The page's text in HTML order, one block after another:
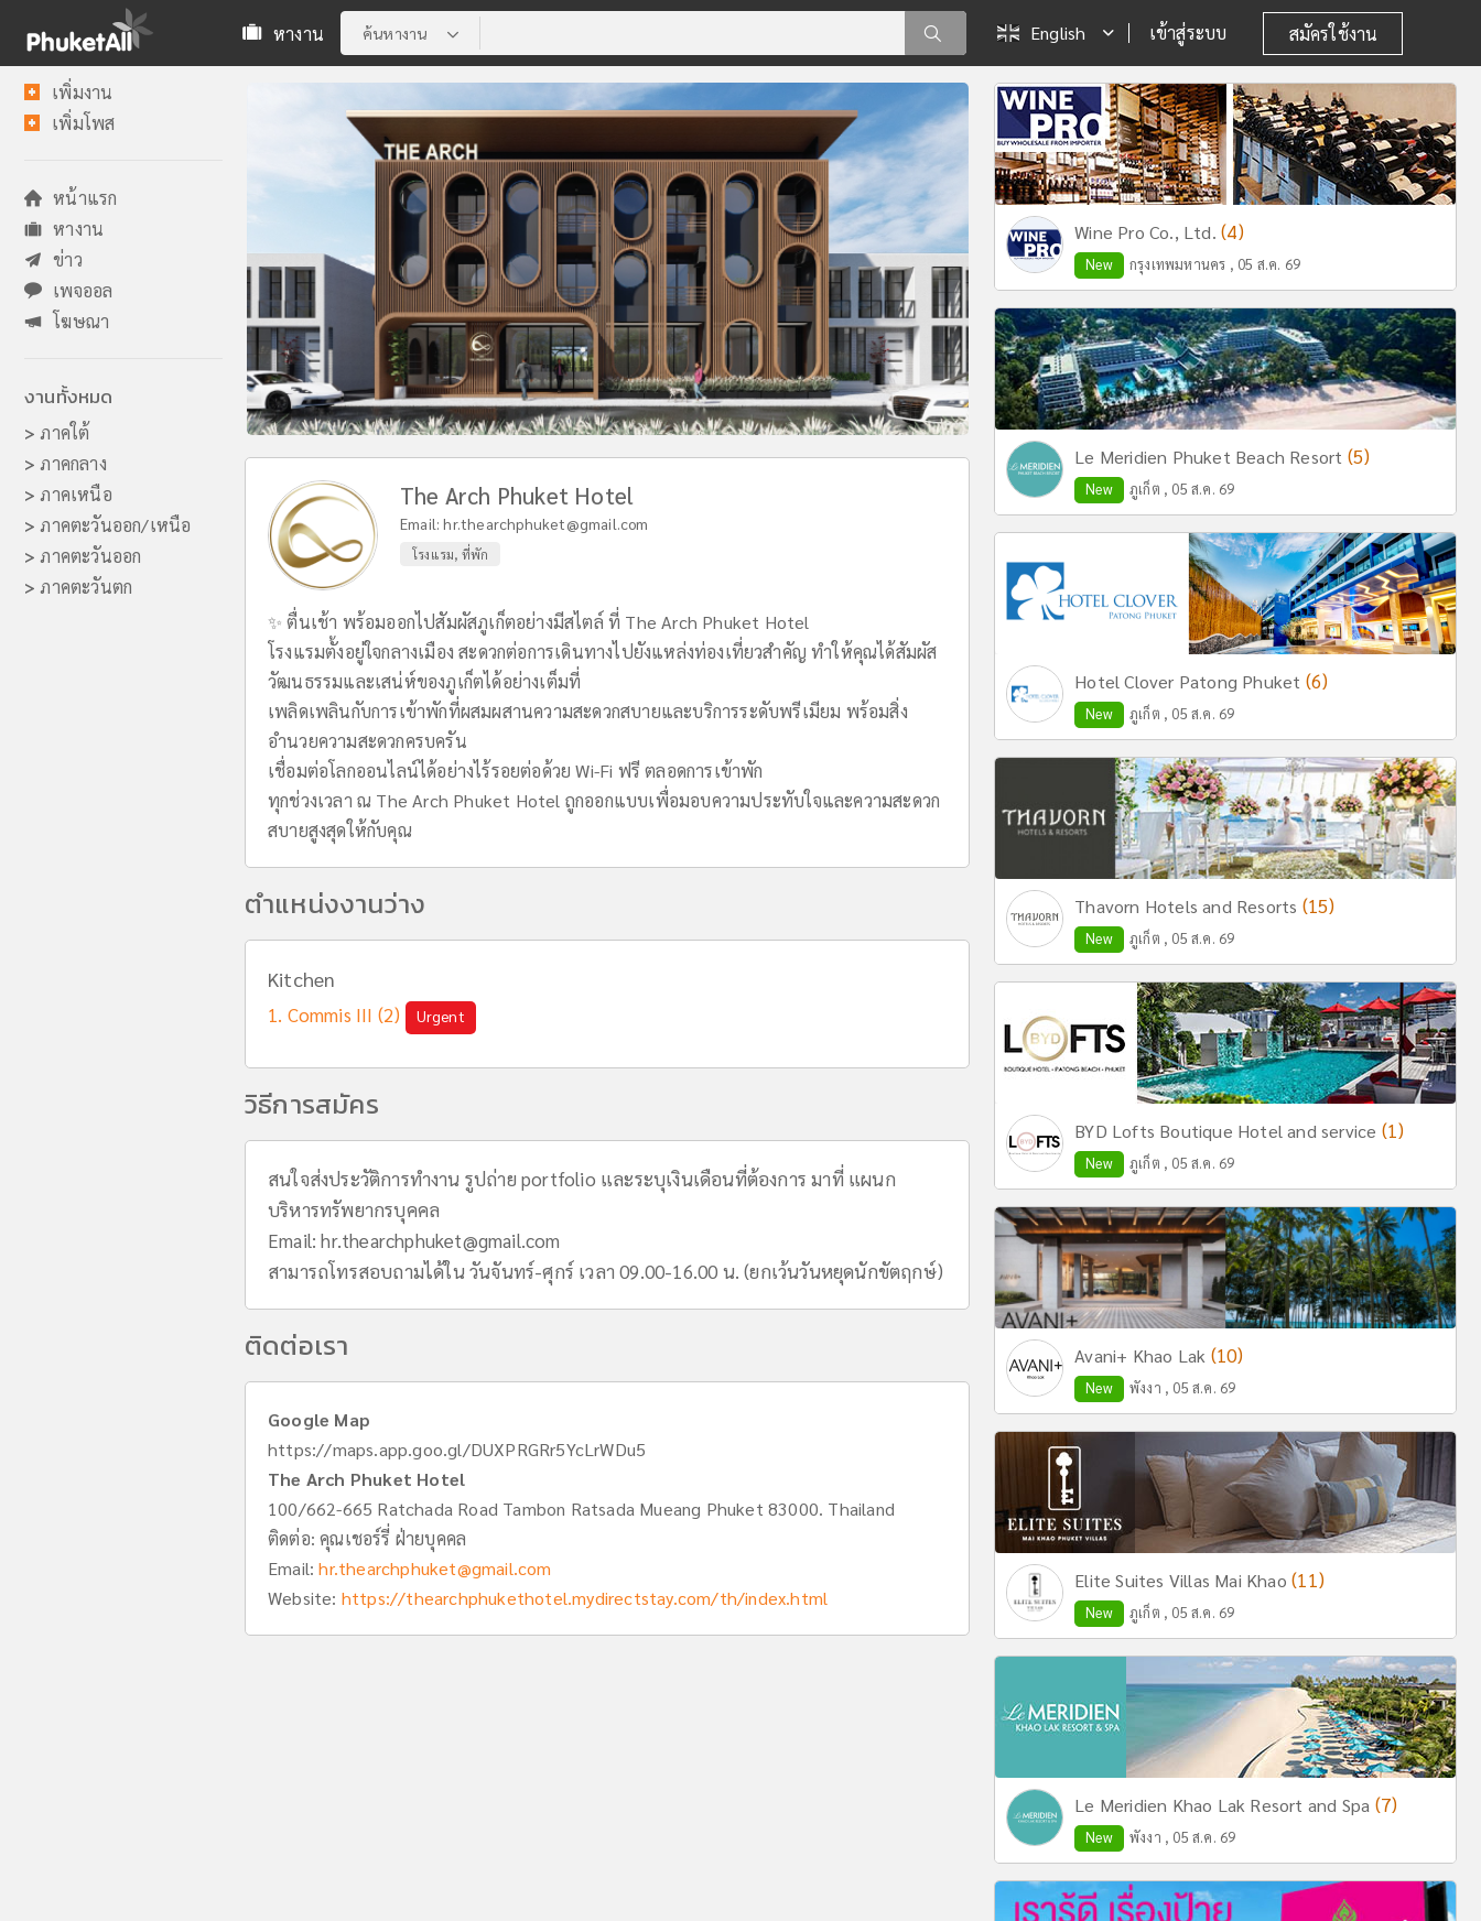
หางาน ค้นหางาน English เข้าสู่ระบบ สมัครใช้งาน
เพิ่มงาน
เพิ่มโพส
หน้าแรก
หางาน
ข่าว
เพจออล
โฆษณา
งานทั้งหมด
> ภาคใต้
> ภาคกลาง
> ภาคเหนือ
> ภาคตะวันออก/เหนือ
> ภาคตะวันออก
> ภาคตะวันตก
The Arch Phuket Hotel
Email:hr.thearchphuket@gmail.com
โรงแรม, ที่พัก
✨ ตื่นเช้า พร้อมออกไปสัมผัสภูเก็ตอย่างมีสไตล์ ที่ The Arch Phuket Hotel
โรงแรมตั้งอยู่ใจกลางเมือง สะดวกต่อการเดินทางไปยังแหล่งท่องเที่ยวสำคัญ ทำให้คุณได้สัมผัส
วัฒนธรรมและเสน่ห์ของภูเก็ตได้อย่างเต็มที่
เพลิดเพลินกับการเข้าพักที่ผสมผสานความสะดวกสบายและบริการระดับพรีเมียม พร้อมสิ่ง
อำนวยความสะดวกครบครัน
เชื่อมต่อโลกออนไลน์ได้อย่างไร้รอยต่อด้วย Wi-Fi ฟรี ตลอดการเข้าพัก
ทุกช่วงเวลา ณ The Arch Phuket Hotel ถูกออกแบบเพื่อมอบความประทับใจและความสะดวก
สบายสูงสุดให้กับคุณ
ตำแหน่งงานว่าง
Kitchen
Commis III (2) Urgent
วิธีการสมัคร
สนใจส่งประวัติการทำงาน รูปถ่าย portfolio และระบุเงินเดือนที่ต้องการ มาที่ แผนก
บริหารทรัพยากรบุคคล
Email:hr.thearchphuket@gmail.com
สามารถโทรสอบถามได้ใน วันจันทร์-ศุกร์ เวลา 09.00-16.00 น. (ยกเว้นวันหยุดนักขัตฤกษ์)
ติดต่อเรา
Google Map
https://maps.app.goo.gl/DUXPRGRr5YcLrWDu5
The Arch Phuket Hotel
100/662-665 Ratchada Road Tambon Ratsada Mueang Phuket 83000. Thailand
ติดต่อ: คุณเชอร์รี่ ฝ่ายบุคคล
Email:hr.thearchphuket@gmail.com
Website: https://thearchphukethotel.mydirectstay.com/th/index.html
Wine Pro Co., Ltd.(4)
New กรุงเทพมหานคร , 05 ส.ค. 69
Le Meridien Phuket Beach Resort (5)
New ภูเก็ต , 05 ส.ค. 69
Hotel Clover Patong Phuket (6)
New ภูเก็ต , 05 ส.ค. 69
Thavorn Hotels and Resorts (15)
New ภูเก็ต , 05 ส.ค. 69
BYD Lofts Boutique Hotel and service (1)
New ภูเก็ต , 05 ส.ค. 69
Avani+ Khao Lak (10)
New พังงา , 05 ส.ค. 69
Elite Suites Villas Mai Khao(11)
New ภูเก็ต , 05 ส.ค. 69
Le Meridien Khao Lak Resort and Spa (7)
New พังงา , 05 ส.ค. 69